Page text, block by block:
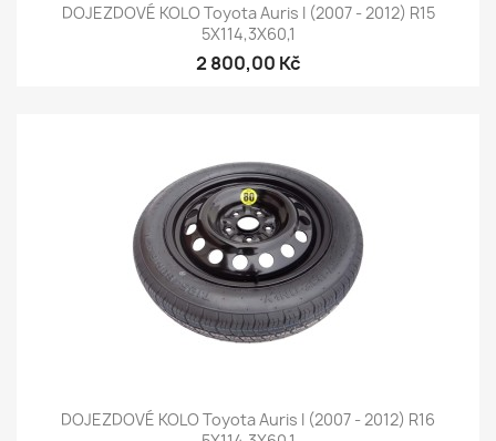
DOJEZDOVÉ KOLO Toyota Auris I (2007 - 2012) R15
5X114,3X60,1
2 800,00 Kč
DOJEZDOVÉ KOLO Toyota Auris I (2007 - 2012) R16